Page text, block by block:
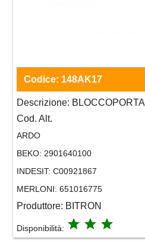
Codice: 148AK17
Descrizione: BLOCCOPORTA
Cod. Alt.
ARDO
BEKO: 2901640100
INDESIT: C00921867
MERLONI: 651016775
Produttore: BITRON
Disponibilità: grade grade grade